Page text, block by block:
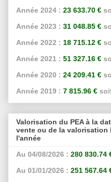
Année 2024 : 23 633.70 €
Année 2023 : 31 048.85 €
Année 2022 : 18 715.12 €
Année 2021 : 51 327.16 €
Année 2020 : 24 209.41 €
Année 2019 : 7 815.96 €
Valorisation du PEA à la
vente ou de la valorisation
l'année
Au 04/08/2026 : 280 830.74
Au 01/01/2026 : 251 567.64